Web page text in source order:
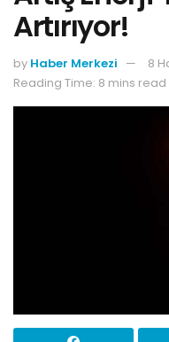
Artırıyor!
by Haber Merkezi
8
Reading Time: 8 mins read